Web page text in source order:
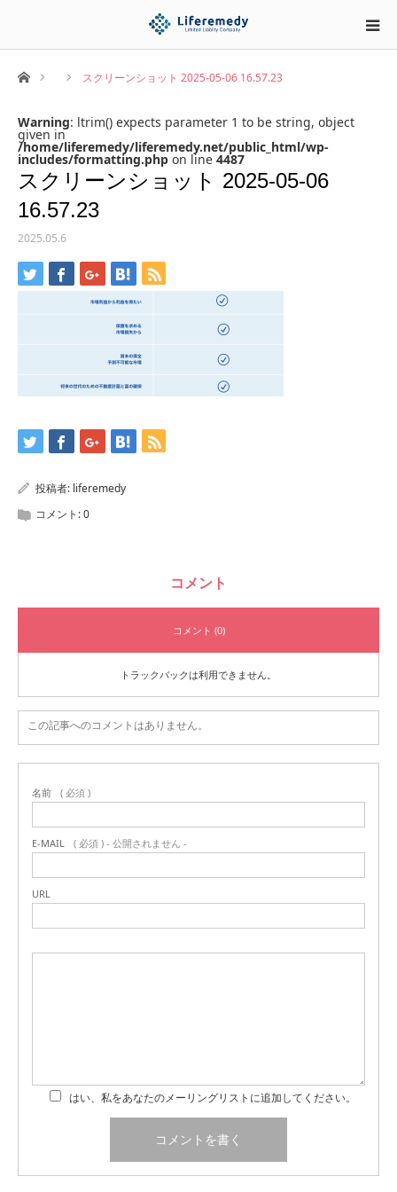
ホーム スクリーンショット 2025-05-06 16.57.23
Warning: ltrim() expects parameter 1 to be string, object
given in
/home/liferemedy/liferemedy.net/public_html/wp-
includes/formatting.php on line 4487
スクリーンショット 2025-05-06
16.57.23
2025.05.6
投稿者: liferemedy
コメント:0
コメント
コメント (0)
トラックバックは利用できません。
この記事へのコメントはありません。
名前 ( 必須 )
E-MAIL ( 必須 ) - 公開されません -
URL
はい、私をあなたのメーリングリストに追加してください。